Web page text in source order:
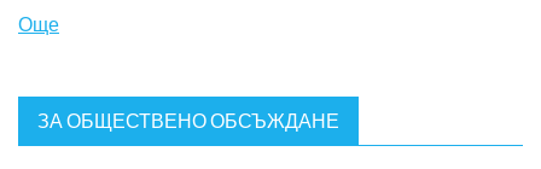
Още
ЗА ОБЩЕСТВЕНО ОБСЪЖДАНЕ